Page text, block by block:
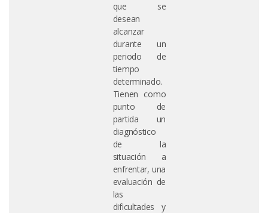
que se
desean
alcanzar
durante un
periodo de
tiempo
determinado.
Tienen como
punto de
partida un
diagnóstico
de la
situación a
enfrentar, una
evaluación de
las
dificultades y